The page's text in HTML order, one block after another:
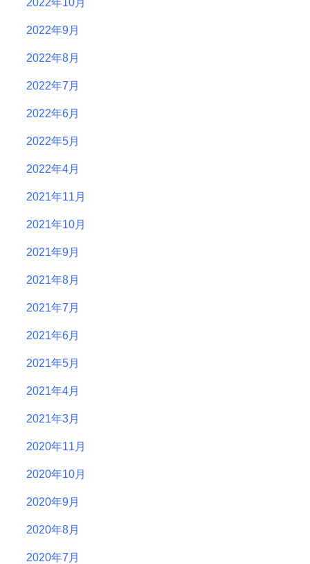
2022年10月
2022年9月
2022年8月
2022年7月
2022年6月
2022年5月
2022年4月
2021年11月
2021年10月
2021年9月
2021年8月
2021年7月
2021年6月
2021年5月
2021年4月
2021年3月
2020年11月
2020年10月
2020年9月
2020年8月
2020年7月